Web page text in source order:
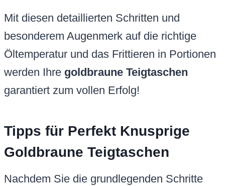
Mit diesen detaillierten Schritten und
besonderem Augenmerk auf die richtige
Öltemperatur und das Frittieren in Portionen
werden Ihre goldbraune Teigtaschen
garantiert zum vollen Erfolg!
Tipps für Perfekt Knusprige
Goldbraune Teigtaschen
Nachdem Sie die grundlegenden Schritte